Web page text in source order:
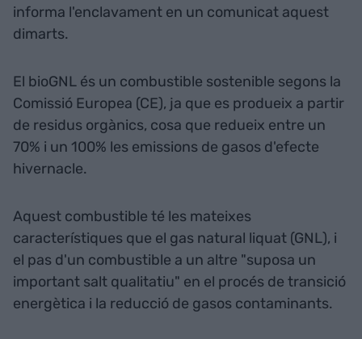
informa l'enclavament en un comunicat aquest
dimarts.
El bioGNL és un combustible sostenible segons la
Comissió Europea (CE), ja que es produeix a partir
de residus orgànics, cosa que redueix entre un
70% i un 100% les emissions de gasos d'efecte
hivernacle.
Aquest combustible té les mateixes
característiques que el gas natural liquat (GNL), i
el pas d'un combustible a un altre "suposa un
important salt qualitatiu" en el procés de transició
energètica i la reducció de gasos contaminants.